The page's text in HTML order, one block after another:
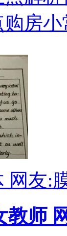
房
网友:
教师